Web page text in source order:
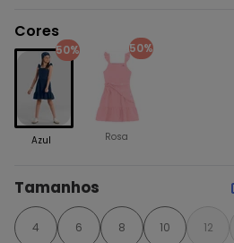
Cores
50%
Azul
50%
Rosa
Tamanhos
4 6 8 10 12